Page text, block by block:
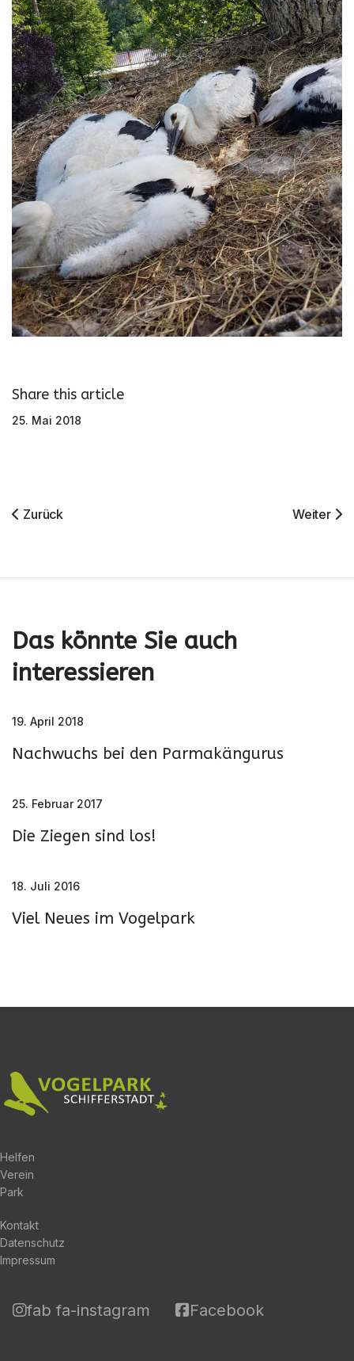
Share this article
25. Mai 2018
Vorheriger Beitrag: Wo Sonst? Ein Bericht Über Den
Zurück Nächster
Weiter
Das könnte Sie auch
interessieren
Nachwuchs bei den Parmakängurus
19. April 2018
Die Ziegen sind los!
25. Februar 2017
Viel Neues im Vogelpark
18. Juli 2016
Helfen
Verein
Park
Kontakt
Datenschutz
Impressum
fab fa-instagram Facebook